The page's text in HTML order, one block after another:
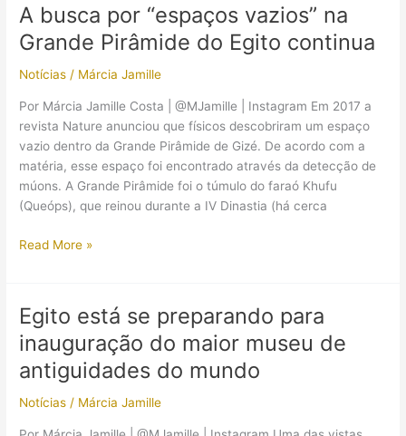
faraó
Khufu
transferida
para
o
Grande
Museu
Egípcio:
conheça
os
A busca por “espaços vazios” na
Grande Pirâmide do Egito continua
Notícias / Márcia Jamille
Por Márcia Jamille Costa | @MJamille | Instagram Em 2017 a
revista Nature anunciou que físicos descobriram um espaço
vazio dentro da Grande Pirâmide de Gizé. De acordo com a
matéria, esse espaço foi encontrado através da detecção de
múons. A Grande Pirâmide foi o túmulo do faraó Khufu
(Queóps), que reinou durante a IV Dinastia (há cerca
A
vazios”
na
Grande
Pirâmide
do
Read More »
Egito está se preparando para
inauguração do maior museu de
antiguidades do mundo
Notícias / Márcia Jamille